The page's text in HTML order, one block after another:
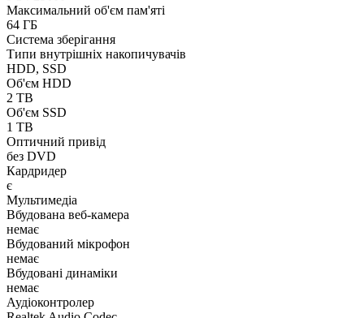
Максимальний об'єм пам'яті
64 ГБ
Система зберігання
Типи внутрішніх накопичувачів
HDD, SSD
Об'єм HDD
2 TB
Об'єм SSD
1 TB
Оптичний привід
без DVD
Кардридер
є
Мультимедіа
Вбудована веб-камера
немає
Вбудований мікрофон
немає
Вбудовані динаміки
немає
Аудіоконтролер